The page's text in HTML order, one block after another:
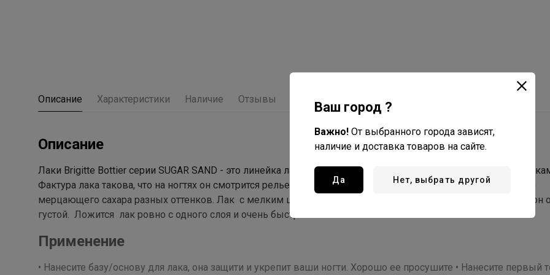
Описание Характеристики Наличие Отзывы С этим товаром покупают
Описание
Лаки Brigitte Bottier серии SUGAR SAND - это линейка лаков, относящихся к так называемым “caхарным”
Фактура лака такова, что на ногтях он смотрится рельефно с крупинками и создает модный эффект нежно
мерцающего сахара разных оттенков. Лак с мелким шиммером и блесточками разного цвета. поскольку он
густой. Ложится лак ровно с одного слоя и очень быстро сохнет.
Применение
• Нанесите базу/основу для лака, она защити и укрепит ваши ногти. Хорошо ее просушите • Нанесите первый
Ваш город ?
Важно! От выбранного города зависят,
наличие и доставка товаров на сайте.
Да Нет, выбрать другой